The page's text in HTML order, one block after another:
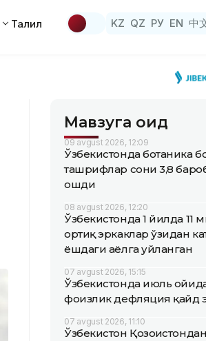
Таҳлил KZ QZ РУ EN 中
Мавзуга оид
09 avgust 2026, 12:09
Ўзбекистонда ботаника
ташрифлар сони 3,8
ошди
08 avgust 2026, 12:20
Ўзбекистонда 1 йилда 11
ортиқ эркаклар ўзидан
ёшдаги аёлга уйланган
07 avgust 2026, 15:15
Ўзбекистонда июль
фоизлик дефляция қайд
07 avgust 2026, 11:10
Ўзбекистон